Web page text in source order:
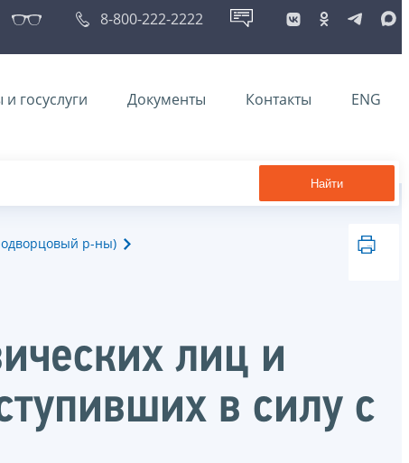
8-800-222-2222
госуслуги Документы Контакты ENG
Найти
р-ны)
лиц и
в силу с